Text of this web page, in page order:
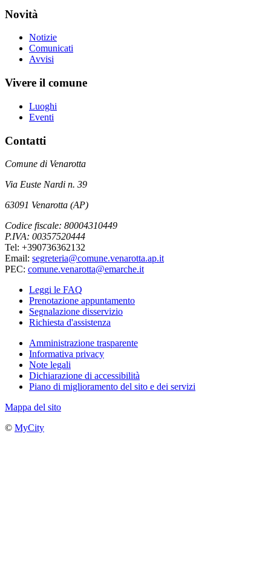
Novità
Notizie
Comunicati
Avvisi
Vivere il comune
Luoghi
Eventi
Contatti
Comune di Venarotta
Via Euste Nardi n. 39
63091 Venarotta (AP)
Codice fiscale: 80004310449
P.IVA: 00357520444
Tel: +390736362132
Email: segreteria@comune.venarotta.ap.it
PEC: comune.venarotta@emarche.it
Leggi le FAQ
Prenotazione appuntamento
Segnalazione disservizio
Richiesta d'assistenza
Amministrazione trasparente
Informativa privacy
Note legali
Dichiarazione di accessibilità
Piano di miglioramento del sito e dei servizi
Mappa del sito
© MyCity